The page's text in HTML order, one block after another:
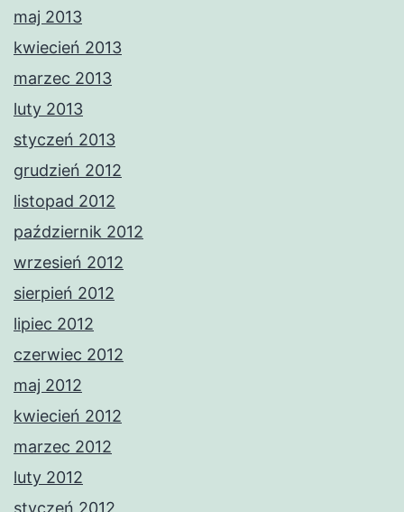
maj 2013
kwiecień 2013
marzec 2013
luty 2013
styczeń 2013
grudzień 2012
listopad 2012
październik 2012
wrzesień 2012
sierpień 2012
lipiec 2012
czerwiec 2012
maj 2012
kwiecień 2012
marzec 2012
luty 2012
styczeń 2012